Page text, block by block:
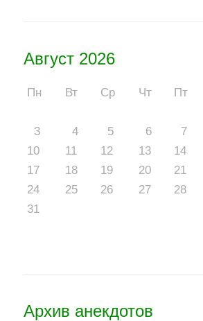
Август 2026
Пн Вт Ср Чт Пт
3
4 5 6 7
10
11 12 13 14
17
18 19 20 21
24
25 26 27 28
31
Архив анекдотов